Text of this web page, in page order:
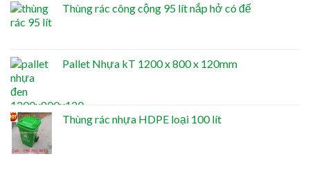
Thùng rác công cộng 95 lít nắp hở có đế
Pallet Nhựa kT 1200 x 800 x 120mm
Thùng rác nhựa HDPE loại 100 lít